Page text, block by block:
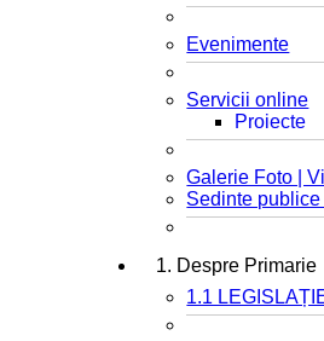
Evenimente
Servicii online
Proiecte
Galerie Foto |
Sedinte
1. Despre Primarie
1.1